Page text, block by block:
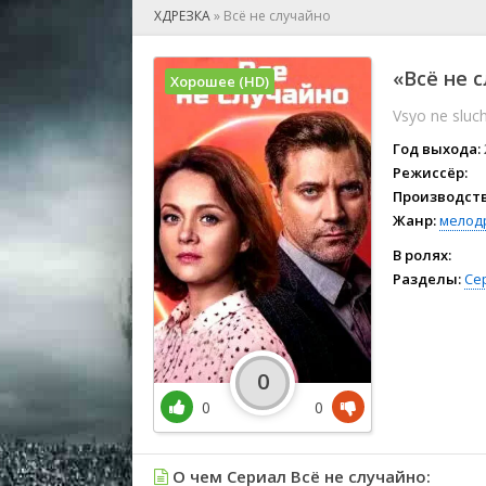
🕺 Мюзикл
👨‍💻
🎤 Ток-
🧙‍♀️
🏅
ХДРЕЗКА» Всё не случайно
«Всё не
Vsyo ne
Год выхода:
Режиссёр:
Жанр:
В ролях:
Разделы:
Хорошее (HD)
0
0
0
О чем Сериал Всё не случайно: